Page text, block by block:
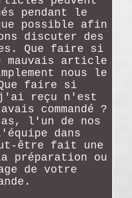
pendant le
possible afin
discuter des
Que faire si
mauvais article
nous le
faire si
reçu n'est
commandé ?
l'un de nos
dans
être fait une
préparation ou
de votre